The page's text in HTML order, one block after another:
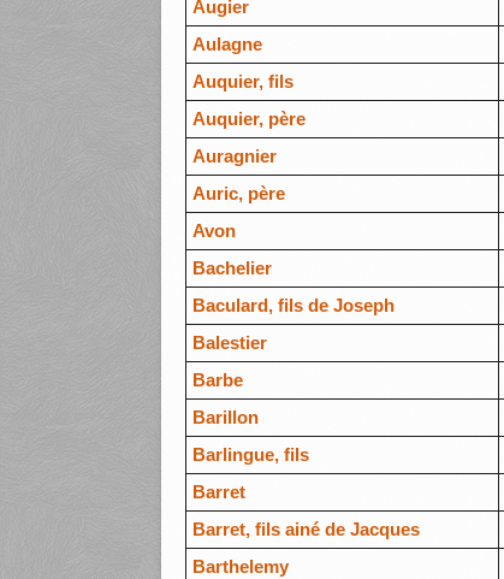
Augier
Aulagne
Auquier, fils
Auquier, père
Auragnier
Auric, père
Avon
Bachelier
Baculard, fils de Joseph
Balestier
Barbe
Barillon
Barlingue, fils
Barret
Barret, fils ainé de Jacques
Barthelemy